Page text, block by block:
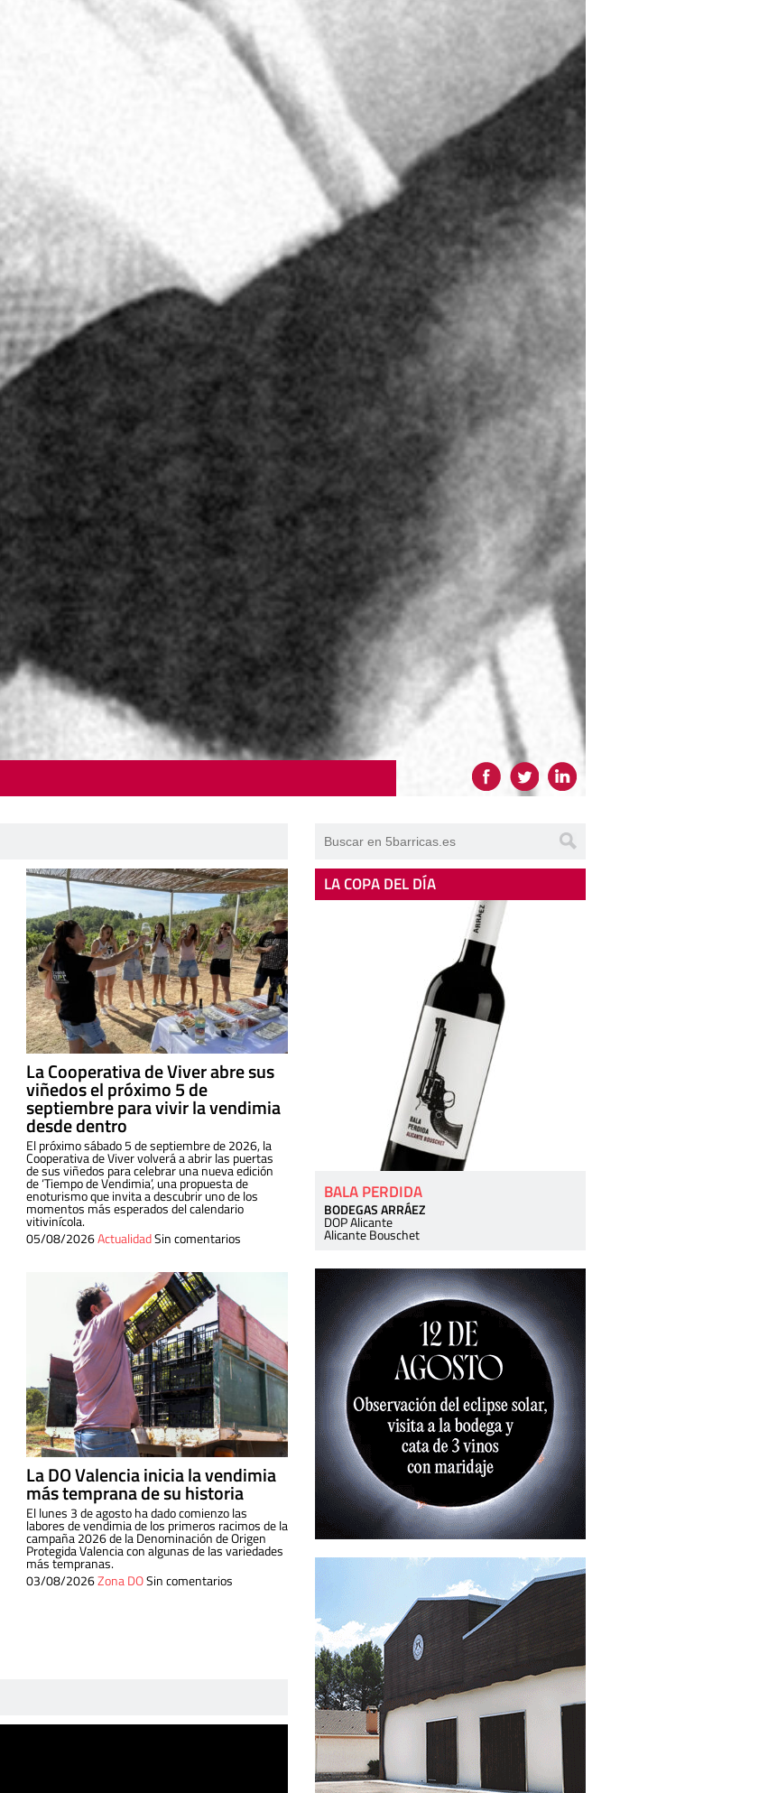
La Cooperativa de Viver abre sus
viñedos el próximo 5 de
septiembre para vivir la vendimia
desde dentro
El próximo sábado 5 de septiembre de 2026, la
Cooperativa de Viver volverá a abrir las puertas
de sus viñedos para celebrar una nueva edición
de ‘Tiempo de Vendimia’, una propuesta de
enoturismo que invita a descubrir uno de los
momentos más esperados del calendario
vitivinícola.
05/08/2026ActualidadSin comentarios
La DO Valencia inicia la vendimia
más temprana de su historia
El lunes 3 de agosto ha dado comienzo las
labores de vendimia de los primeros racimos de la
campaña 2026 de la Denominación de Origen
Protegida Valencia con algunas de las variedades
más tempranas.
03/08/2026Zona DOSin comentarios
LA COPA DEL DÍA
BALA PERDIDA
BODEGAS ARRÁEZ
DOP Alicante
Alicante Bouschet